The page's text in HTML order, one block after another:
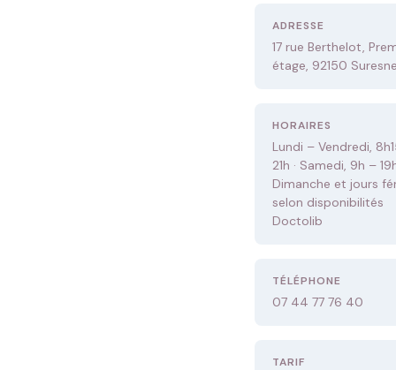
ADRESSE
17 rue Berthelot,
étage, 92150
HORAIRES
Lundi – Vendredi,
21h · Samedi, 9h –
Dimanche et jours
selon disponibilités
Doctolib
TÉLÉPHONE
07 44 77 76 40
TARIF